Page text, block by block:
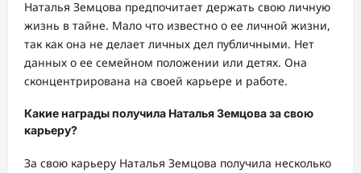
Наталья Земцова предпочитает держать свою личную
жизнь в тайне. Мало что известно о ее личной жизни,
так как она не делает личных дел публичными. Нет
данных о ее семейном положении или детях. Она
сконцентрирована на своей карьере и работе.
Какие награды получила Наталья Земцова за свою
карьеру?
За свою карьеру Наталья Земцова получила несколько